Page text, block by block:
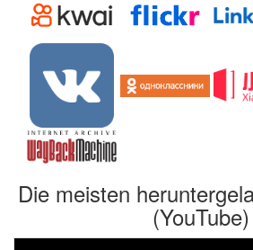
Die meisten
(YouTube)